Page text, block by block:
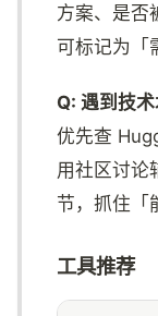
方案、是否
可标记为「
Q: 遇到技
优先查
用社区讨论
节，抓住「
工具推荐